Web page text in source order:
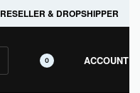
RESELLER & DROPSHIPPER
0 ACCOUNT